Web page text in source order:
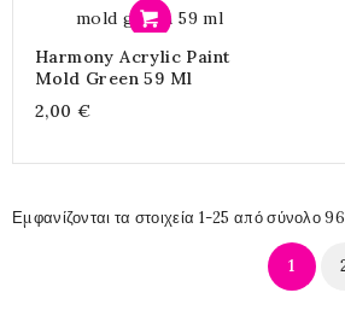
Harmony Acrylic Paint
Mold Green 59 Ml
2,00 €
Εμφανίζονται τα στοιχεία 1-25 από σύνολο 96
1